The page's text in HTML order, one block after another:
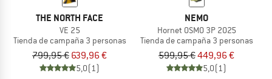
THE NORTH FACE
VE 25
Tienda de campaña 3 personas
799,95 € 639,96 €
5,0(1)
NEMO
Hornet OSMO 3P 2025
Tienda de campaña 3 personas
599,95 €449,96 €
5,0(1)